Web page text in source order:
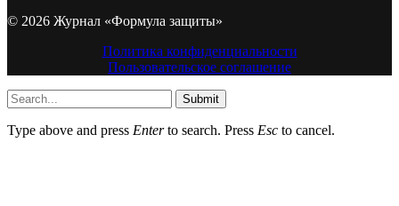
© 2026 Журнал «Формула защиты»
Политика конфиденциальности
Пользовательское соглашение
Submit
Type above and press Enterto search. Press Esc to cancel.